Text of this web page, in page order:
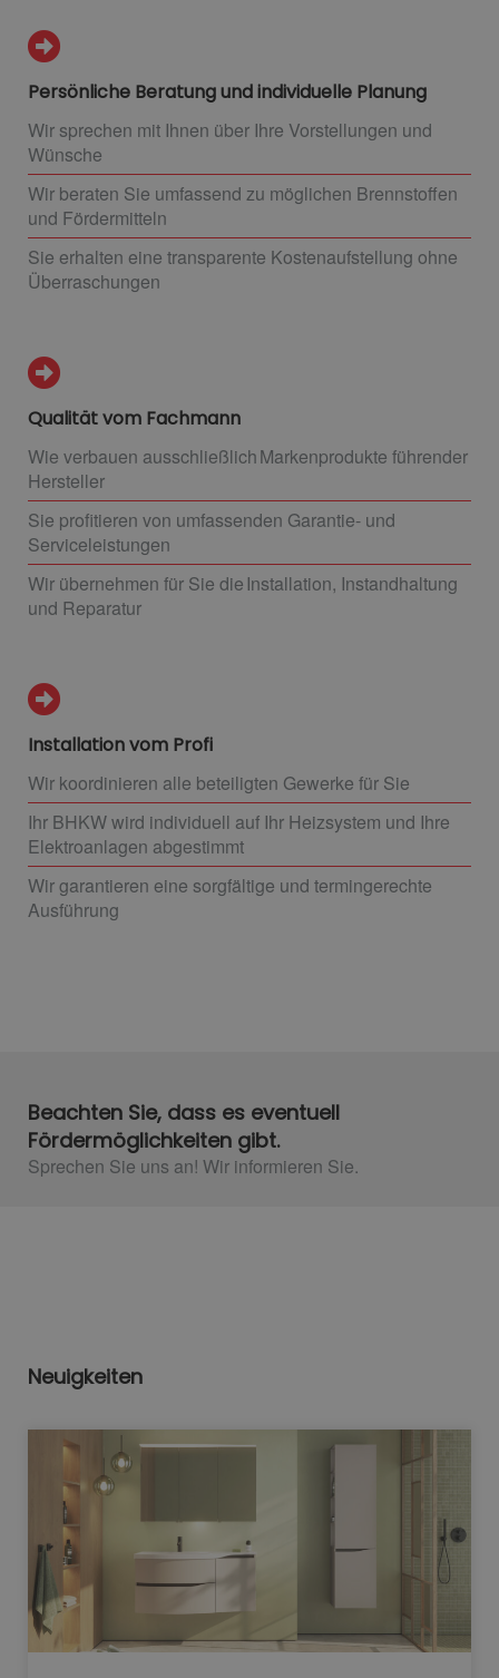
Persönliche Beratung und individuelle Planung
Wir sprechen mit Ihnen über Ihre Vorstellungen und
Wünsche
Wir beraten Sie umfassend zu möglichen Brennstoffen
und Fördermitteln
Sie erhalten eine transparente Kostenaufstellung ohne
Überraschungen
Qualität vom Fachmann
Wie verbauen ausschließlich Markenprodukte führender
Hersteller
Sie profitieren von umfassenden Garantie- und
Serviceleistungen
Wir übernehmen für Sie die Installation, Instandhaltung
und Reparatur
Installation vom Profi
Wir koordinieren alle beteiligten Gewerke für Sie
Ihr BHKW wird individuell auf Ihr Heizsystem und Ihre
Elektroanlagen abgestimmt
Wir garantieren eine sorgfältige und termingerechte
Ausführung
Beachten Sie, dass es eventuell
Fördermöglichkeiten gibt.
Sprechen Sie uns an! Wir informieren Sie.​
Neuigkeiten